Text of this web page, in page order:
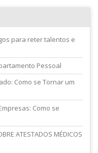
para reter talentos e
Pessoal
Como se Tornar um
Como se
ATESTADOS MÉDICOS